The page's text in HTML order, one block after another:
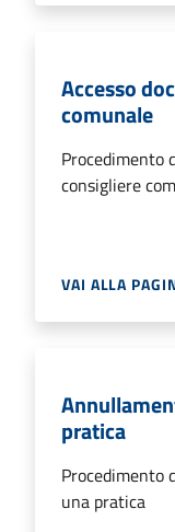
Accesso
comunale
Procedimento
consigliere
VAI ALLA
pratica
Procedimento
una pratica